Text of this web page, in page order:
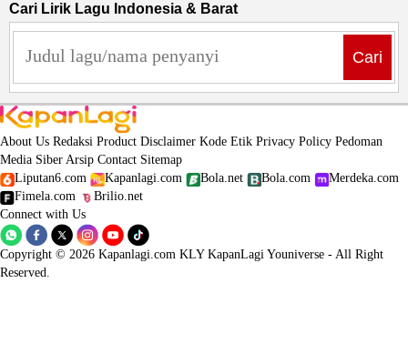
Cari Lirik Lagu Indonesia & Barat
Cari
About Us Redaksi Product Disclaimer Kode Etik Privacy Policy Pedoman
Media Siber Arsip Contact Sitemap
Liputan6.com
Kapanlagi.com Bola.net Bola.com
Merdeka.com
Fimela.com
Brilio.net
Connect with Us
Copyright © 2026 Kapanlagi.com KLY KapanLagi Youniverse - All Right
Reserved.